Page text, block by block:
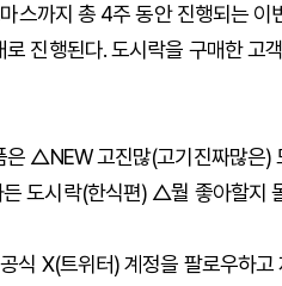
스까지 총 4주 동안 진행되는
진행된다. 도시락을 구매한 고
은 △NEW 고진많(고기진짜많
도시락(한식편) △뭘 좋아할지
식 X(트위터) 계정을 팔로우하